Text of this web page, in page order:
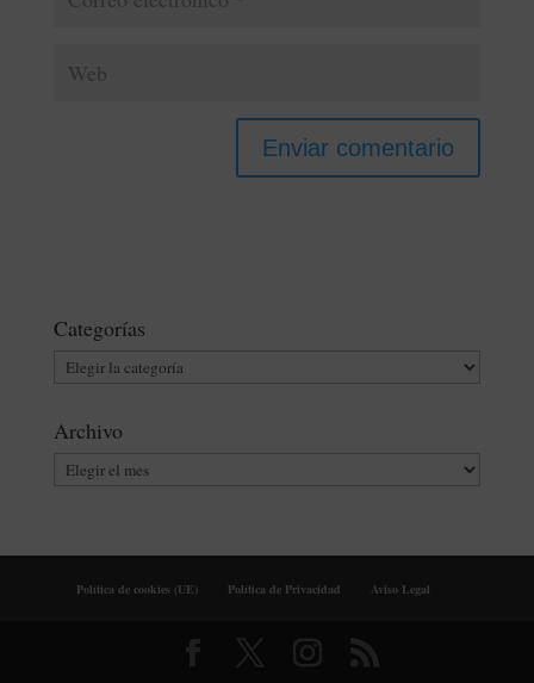
Categorías
Categorías
Archivo
Archivo
Política de cookies (UE) Política de Privacidad Aviso Legal